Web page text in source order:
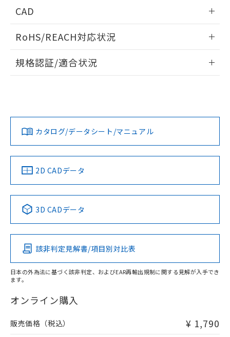
CAD
ドすることができます。
ログイン/会員登録
ダウンロードデータをご利用いただく前に、以下を必ずお読
みください。
ソフトウェアの使用条件
RoHS/REACH対応状況
EU RoHS 注意事項・凡例
対応済み
中国 RoHS 注意事項・凡例
Pb Hg Cd Cr(VI)
O
在庫等で未対応品が混在する可能性があります。
問い合わせください。
規格認証/適合状況
カタログ/データシート/マニュアル
2D CADデータ
3D CADデータ
該非判定見解書/項目別対比表
日本の外為法に基づく該非判定、およびEAR再輸出規制に関する見解が入手でき
ます。
オンライン購入
販売価格（税込） ¥ 1,790
物質の対応では、対応完了までの期間は出
荷製品に未対応品が混在することから備考
欄に対応日を記載しておりました。
既に当社にて対応品への在庫切替を完了